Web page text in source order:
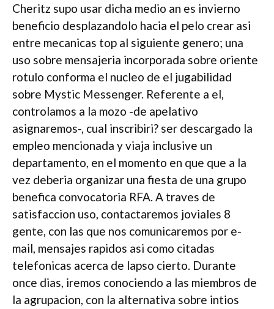
Cheritz supo usar dicha medio an es invierno
beneficio desplazandolo hacia el pelo crear asi
entre mecanicas top al siguiente genero; una
uso sobre mensajeria incorporada sobre oriente
rotulo conforma el nucleo de el jugabilidad
sobre Mystic Messenger. Referente a el,
controlamos a la mozo -de apelativo
asignaremos-, cual inscribiri? ser descargado la
empleo mencionada y viaja inclusive un
departamento, en el momento en que que a la
vez deberia organizar una fiesta de una grupo
benefica convocatoria RFA. A traves de
satisfaccion uso, contactaremos joviales 8
gente, con las que nos comunicaremos por e-
mail, mensajes rapidos asi­ como citadas
telefonicas acerca de lapso cierto. Durante
once dias, iremos conociendo a las miembros de
la agrupacion, con la alternativa sobre intios